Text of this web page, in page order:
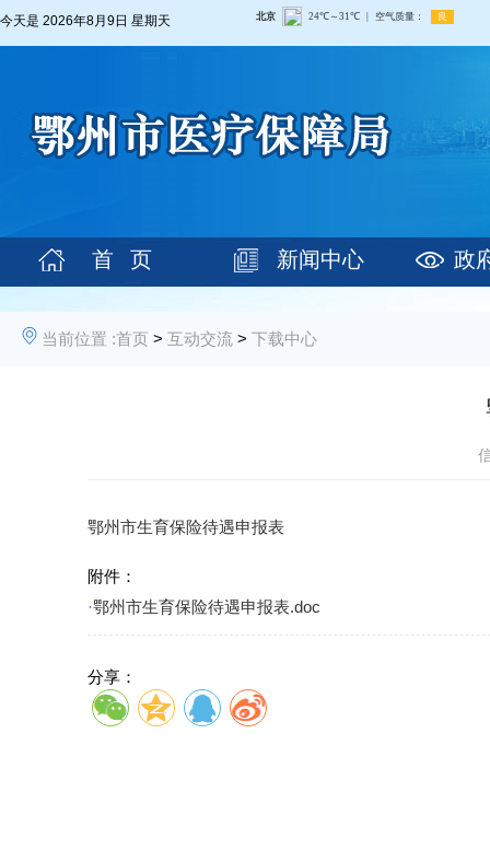
今天是 2026年8月9日 星期天
首 页 新闻中心 政
当前位置 :首页 > 互动交流 > 下载中心
鄂州市生育保险待遇申报表
附件：
·鄂州市生育保险待遇申报表.doc
分享：